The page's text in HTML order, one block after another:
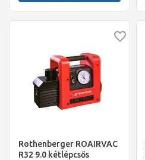
Rothenberger ROAIRVAC
R32 9.0 kétlépcsős